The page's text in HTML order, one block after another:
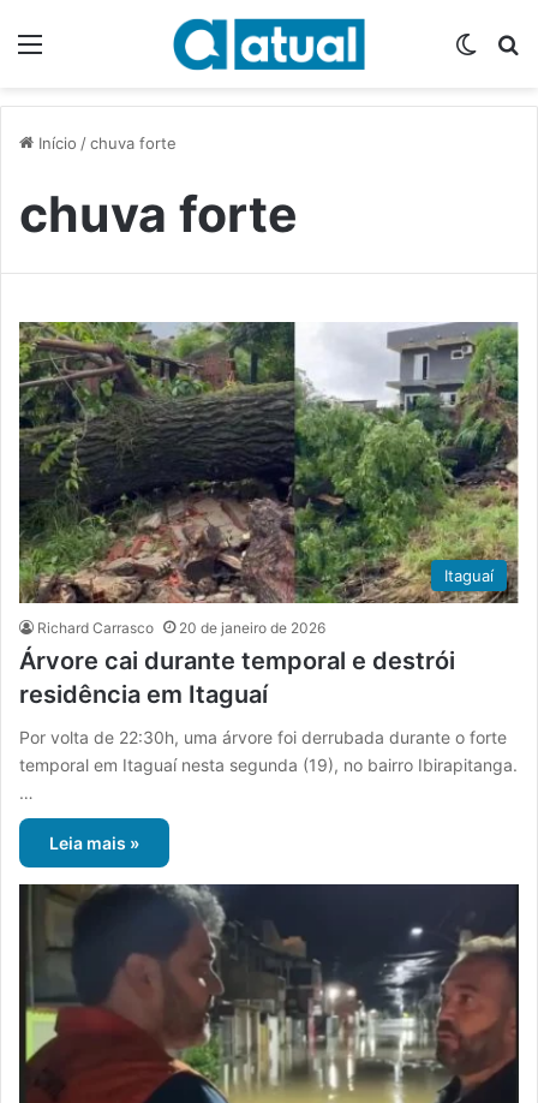
Início /chuva forte
chuva forte
Itaguaí
Richard Carrasco 20 de janeiro de 2026
Árvore cai durante temporal e destrói
residência em Itaguaí
Por volta de 22:30h, uma árvore foi derrubada durante o forte
temporal em Itaguaí nesta segunda (19), no bairro Ibirapitanga.
…
Leia mais »